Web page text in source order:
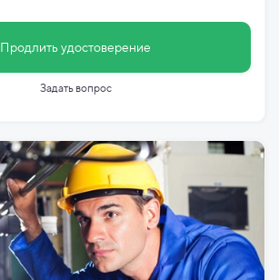
Продлить удостоверение
Задать вопрос